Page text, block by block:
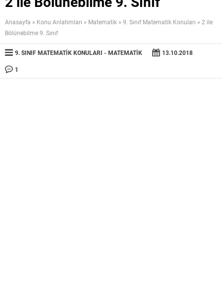
Anasayfa » Konu Anlatımları » Matematik » 9. Sınıf Matematik Konuları » 2 ile
Bölünebilme 9. Sınıf
9. SINIF MATEMATIK KONULARI MATEMATIK 13.10.2018
1